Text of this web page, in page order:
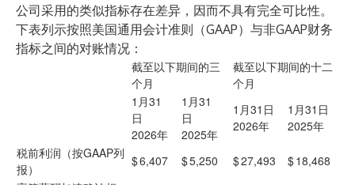
公司采用的类似指标存在差异，因而不具有完全可比性。
下表列示按照美国通用会计准则（GAAP）与非GAAP财务
指标之间的对账情况：
截至以下期间的三
个月
截至以下期间的十二
个月
1月31
日
2026年
1月31
日
2025年
1月31日
2026年
1月31日
2025年
税前利润（按GAAP列
报）
$6,407 $5,250 $27,493 $18,468